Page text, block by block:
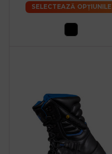
SELECTEAZĂ OPȚIUNILE